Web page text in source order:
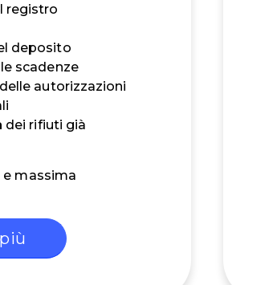
registro
deposito
scadenze
delle autorizzazioni
dei rifiuti già
massima